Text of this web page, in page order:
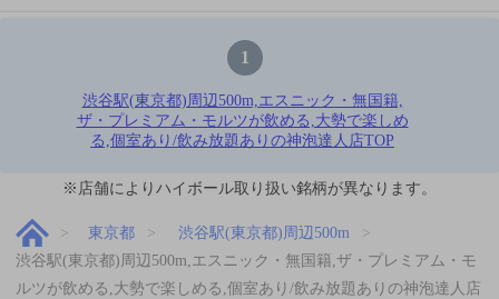
1
渋谷駅(東京都)周辺500m,エスニック・無国籍,
ザ・プレミアム・モルツが飲める,大勢で楽しめ
る,個室あり/飲み放題ありの神泡達人店TOP
※店舗によりハイボール取り扱い銘柄が異なります。
東京都
渋谷駅(東京都)周辺500m
渋谷駅(東京都)周辺500m,エスニック・無国籍,ザ・プレミアム・モ
ルツが飲める,大勢で楽しめる,個室あり/飲み放題ありの神泡達人店